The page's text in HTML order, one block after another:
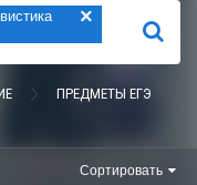
×
НАЙТИ
ПРЕДМЕТЫ ЕГЭ
Сортировать